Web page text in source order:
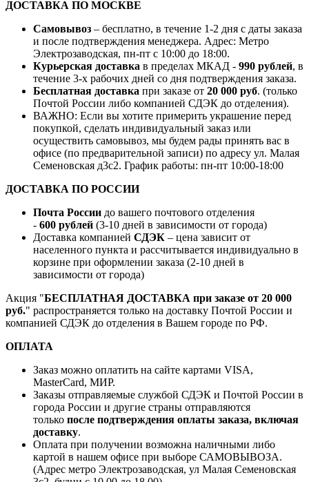
ДОСТАВКА ПО МОСКВЕ
Самовывоз – бесплатно, в течение 1-2 дня с даты заказа
и после подтверждения менеджера. Адрес: Метро
Электрозаводская, пн-пт с 10:00 до 18:00.
Курьерская доставка в пределах МКАД - 990 рублей, в
течение 3-х рабочих дней со дня подтверждения заказа.
Бесплатная доставка при заказе от 20 000 руб. (только
Почтой России либо компанией СДЭК до отделения).
ВАЖНО: Если вы хотите примерить украшение перед
покупкой, сделать индивидуальный заказ или
осуществить самовывоз, мы будем рады принять вас в
офисе (по предварительной записи) по адресу ул. Малая
Семеновская д3с2. График работы: пн-пт 10:00-18:00
ДОСТАВКА ПО РОССИИ
Почта России до вашего почтового отделения
- 600 рублей (3-10 дней в зависимости от города)
Доставка компанией СДЭК – цена зависит от
населенного пункта и рассчитывается индивидуально в
корзине при оформлении заказа (2-10 дней в
зависимости от города)
Акция "БЕСПЛАТНАЯ ДОСТАВКА при заказе от 20 000
руб." распространяется только на доставку Почтой России и
компанией СДЭК до отделения в Вашем городе по РФ.
ОПЛАТА
Заказ можно оплатить на сайте картами VISA,
MasterCard, МИР.
Заказы отправляемые службой СДЭК и Почтой России в
города России и другие страны отправляются
только после подтверждения оплаты заказа, включая
доставку.
Оплата при получении возможна наличными либо
картой в нашем офисе при выборе САМОВЫВОЗА.
(Адрес метро Электрозаводская, ул Малая Семеновская